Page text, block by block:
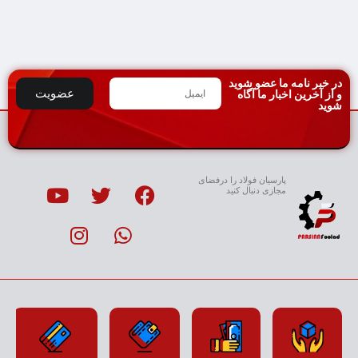
عضویت
در خبر نامه ما عضو شوید
و از آخرین اخبار ما آگاه
شوید
پارسیان فولاد را درفضای
مجازی دنبال کنید